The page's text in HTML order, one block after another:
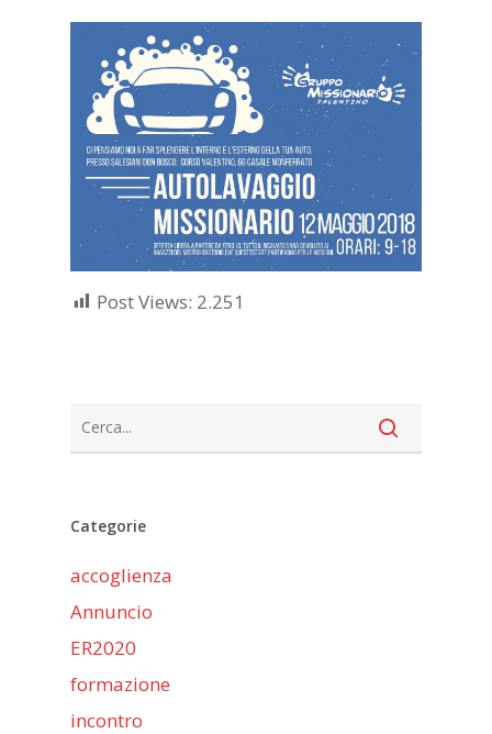
Post Views: 2.251
Categorie
accoglienza
Annuncio
ER2020
formazione
incontro